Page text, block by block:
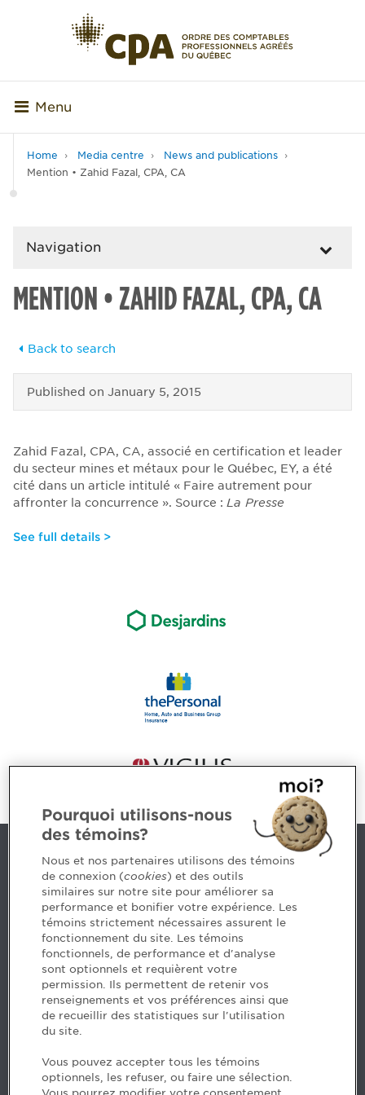
Menu
Home Media centre
News and publications
Mention • Zahid Fazal, CPA, CA
Navigation
MENTION • ZAHID FAZAL, CPA, CA
Back to search
Published on January 5, 2015
Zahid Fazal, CPA, CA, associé en certification et leader
du secteur mines et métaux pour le Québec, EY, a été
cité dans un article intitulé « Faire autrement pour
affronter la concurrence ». Source : La Presse
See full details >
Contact us
5, Place Ville Marie, bureau 800, Montréal (Québec)
H3B 2G2
www.cpaquebec.ca
Questions? Ask our team >
Want to make the Order a part of your career? See
our job offers >
Facebook - Devenir CPA
Instagram
Pourquoi utilisons-nous
des témoins?
Nous et nos partenaires utilisons des témoins
de connexion (cookies) et des outils
similaires sur notre site pour améliorer sa
performance et bonifier votre expérience. Les
témoins strictement nécessaires assurent le
fonctionnement du site. Les témoins
fonctionnels, de performance et d'analyse
sont optionnels et requièrent votre
permission. Ils permettent de retenir vos
renseignements et vos préférences ainsi que
de recueillir des statistiques sur l'utilisation
du site.
Vous pouvez accepter tous les témoins
optionnels, les refuser, ou faire une sélection.